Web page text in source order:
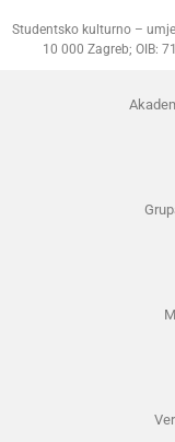
Studentsko kulturno –
10 000 Zagreb; OIB: